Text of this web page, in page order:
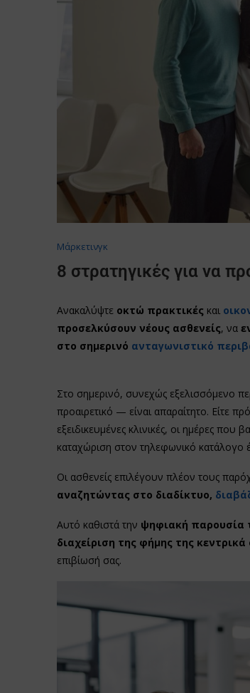
Μάρκετινγκ
8 στρατηγικές για να
Ανακαλύψτε οκτώ πρακτικές και
προσελκύσουν νέους ασθενείς, να
στο σημερινό ανταγωνιστικό
Στο σημερινό, συνεχώς εξελισσόμενο
προαιρετικό — είναι απαραίτητο. Είτε
εξειδικευμένες κλινικές, οι ημέρες
καταχώριση στον τηλεφωνικό κατάλογο
Οι ασθενείς επιλέγουν πλέον τους
αναζητώντας στο διαδίκτυο,
Αυτό καθιστά την ψηφιακή παρουσία
διαχείριση της φήμης της
επιβίωσή σας.